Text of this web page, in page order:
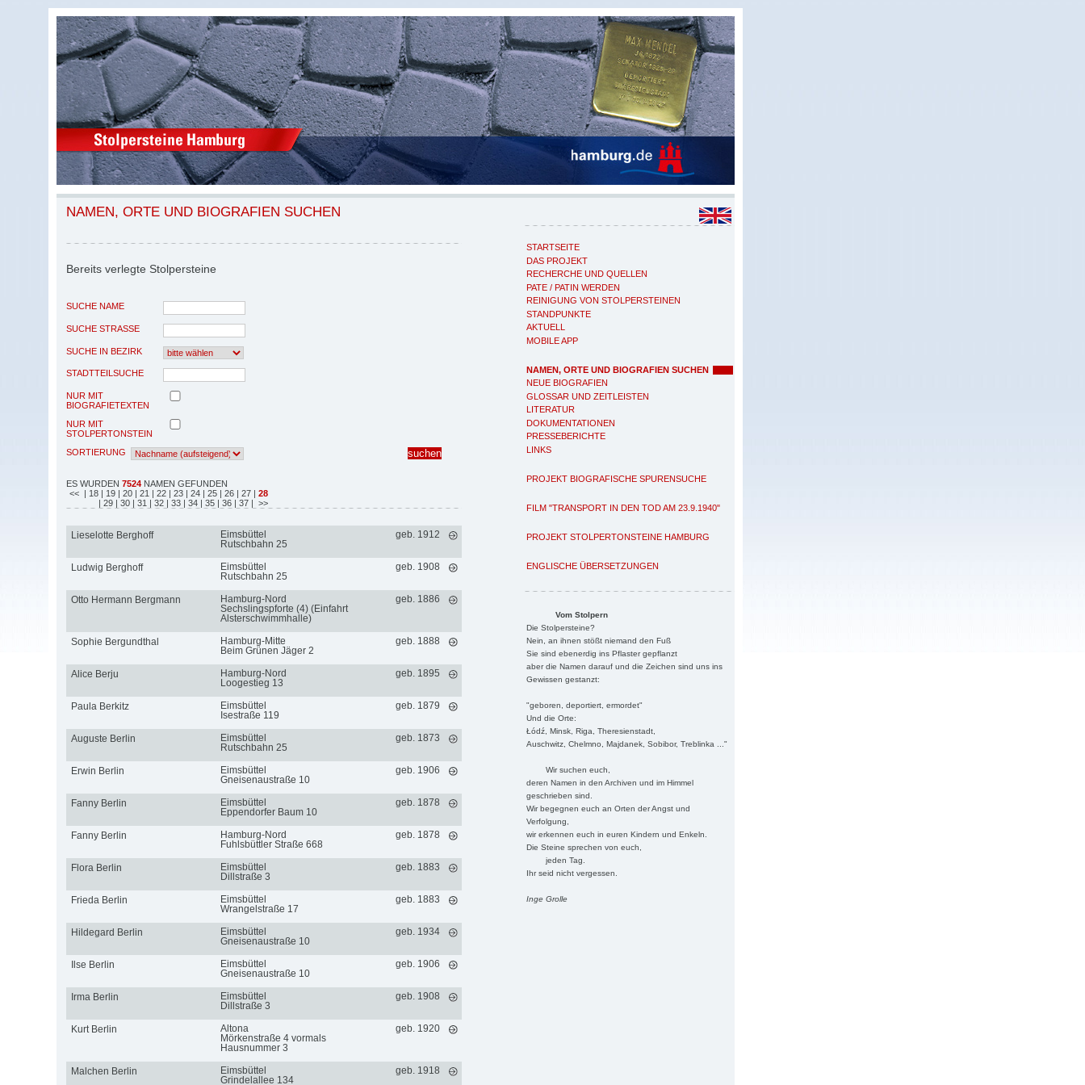
STARTSEITE
DAS PROJEKT
RECHERCHE UND QUELLEN
PATE / PATIN WERDEN
REINIGUNG VON STOLPERSTEINEN
STANDPUNKTE
AKTUELL
MOBILE APP
NAMEN, ORTE UND BIOGRAFIEN SUCHEN
NEUE BIOGRAFIEN
GLOSSAR UND ZEITLEISTEN
LITERATUR
DOKUMENTATIONEN
PRESSEBERICHTE
LINKS
PROJEKT BIOGRAFISCHE SPURENSUCHE
FILM "TRANSPORT IN DEN TOD AM 23.9.1940"
PROJEKT STOLPERTONSTEINE HAMBURG
ENGLISCHE ÜBERSETZUNGEN
Vom Stolpern
Die Stolpersteine?
Nein, an ihnen stößt niemand den Fuß
Sie sind ebenerdig ins Pflaster gepflanzt
aber die Namen darauf und die Zeichen sind uns ins
Gewissen gestanzt:
"geboren, deportiert, ermordet"
Und die Orte:
Łódź, Minsk, Riga, Theresienstadt,
Auschwitz, Chelmno, Majdanek, Sobibor, Treblinka ..."
Wir suchen euch,
deren Namen in den Archiven und im Himmel
geschrieben sind.
Wir begegnen euch an Orten der Angst und
Verfolgung,
wir erkennen euch in euren Kindern und Enkeln.
Die Steine sprechen von euch,
jeden Tag.
Ihr seid nicht vergessen.
Inge Grolle
NAMEN, ORTE UND BIOGRAFIEN SUCHEN
Bereits verlegte Stolpersteine
SUCHE NAME
SUCHE STRASSE
SUCHE IN BEZIRK
STADTTEILSUCHE
NUR MIT
BIOGRAFIETEXTEN
NUR MIT
STOLPERTONSTEIN
SORTIERUNG
ES WURDEN 7524 NAMEN GEFUNDEN
<< | 18 | 19 | 20 | 21 | 22 | 23 | 24 | 25 | 26 | 27 | 28
| 29 | 30 | 31 | 32 | 33 | 34 | 35 | 36 | 37 | >>
Lieselotte Berghoff
Eimsbüttel
Rutschbahn 25
geb. 1912
Ludwig Berghoff
Eimsbüttel
Rutschbahn 25
geb. 1908
Otto Hermann Bergmann
Hamburg-Nord
Sechslingspforte (4) (Einfahrt
Alsterschwimmhalle)
geb. 1886
Sophie Bergundthal
Hamburg-Mitte
Beim Grünen Jäger 2
geb. 1888
Alice Berju
Hamburg-Nord
Loogestieg 13
geb. 1895
Paula Berkitz
Eimsbüttel
Isestraße 119
geb. 1879
Auguste Berlin
Eimsbüttel
Rutschbahn 25
geb. 1873
Erwin Berlin
Eimsbüttel
Gneisenaustraße 10
geb. 1906
Fanny Berlin
Eimsbüttel
Eppendorfer Baum 10
geb. 1878
Fanny Berlin
Hamburg-Nord
Fuhlsbüttler Straße 668
geb. 1878
Flora Berlin
Eimsbüttel
Dillstraße 3
geb. 1883
Frieda Berlin
Eimsbüttel
Wrangelstraße 17
geb. 1883
Hildegard Berlin
Eimsbüttel
Gneisenaustraße 10
geb. 1934
Ilse Berlin
Eimsbüttel
Gneisenaustraße 10
geb. 1906
Irma Berlin
Eimsbüttel
Dillstraße 3
geb. 1908
Kurt Berlin
Altona
Mörkenstraße 4 vormals
Hausnummer 3
geb. 1920
Malchen Berlin
Eimsbüttel
Grindelallee 134
geb. 1918